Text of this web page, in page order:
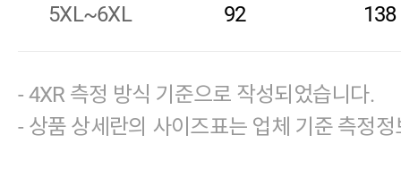
5XL~6XL 92 138
- 4XR 측정 방식 기준으로 작성되었습니다.
- 상품 상세란의 사이즈표는 업체 기준 측정정